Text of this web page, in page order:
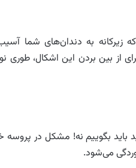
زیرکانه به دندان‌های شما
از بین بردن این اشکال، طوری
باید بگوییم نه! مشکل در
می‌شود.